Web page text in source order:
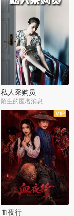
私人采购员
陌生的匿名消息
血夜行